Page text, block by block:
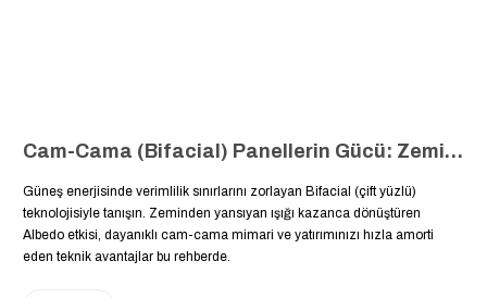
Cam-Cama (Bifacial) Panellerin Gücü: Zeminden Yansıyan Işıkla %30 Daha Fazla Enerji Üretin
Güneş enerjisinde verimlilik sınırlarını zorlayan Bifacial (çift yüzlü)
teknolojisiyle tanışın. Zeminden yansıyan ışığı kazanca dönüştüren
Albedo etkisi, dayanıklı cam-cama mimari ve yatırımınızı hızla amorti
eden teknik avantajlar bu rehberde.